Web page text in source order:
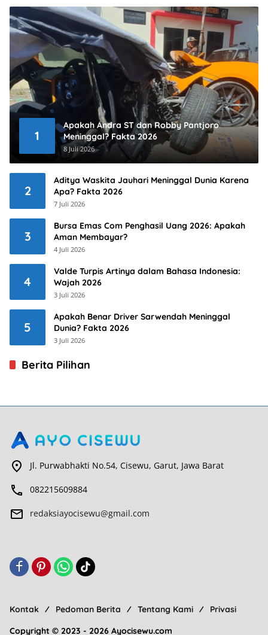
1
Apakah Andra ST dan Robby Pantjoro
Meninggal? Fakta 2026
8 Juli 2026
2
Aditya Waskita Jauhari Meninggal Dunia Karena
Apa? Fakta 2026
7 Juli 2026
3
Bursa Emas Com Penghasil Uang 2026: Apakah
Aman Membayar?
4 Juli 2026
4
Valde Turpis Artinya dalam Bahasa Indonesia:
Wajah 2026
3 Juli 2026
5
Apakah Benar Driver Sarwendah Meninggal
Dunia? Fakta 2026
3 Juli 2026
Berita Pilihan
Jl. Purwabhakti No.54, Cisewu, Garut, Jawa Barat
082215609884
redaksiayocisewu@gmail.com
Kontak Pedoman Berita Tentang Kami
Privasi
Copyright © 2023 - 2026 Ayocisewu.com